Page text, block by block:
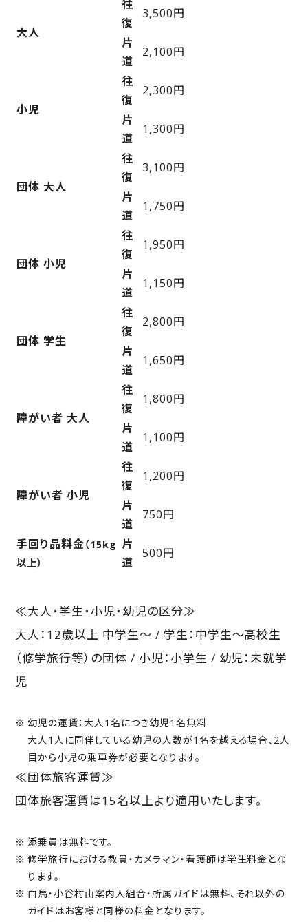
大人
往
復
3,500円
片
道
2,100円
小児
往
復
2,300円
片
道
1,300円
団体 大人
往
復
3,100円
片
道
1,750円
団体 小児
往
復
1,950円
片
道
1,150円
団体 学生
往
復
2,800円
片
道
1,650円
障がい者 大人
往
復
1,800円
片
道
1,100円
障がい者 小児
往
復
1,200円
片
道
750円
手回り品料金（15kg
以上）
片
道
500円
≪大人・学生・小児・幼児の区分≫
大人：12歳以上 中学生～ / 学生：中学生～高校生
（修学旅行等）の団体 / 小児：小学生 / 幼児：未就学
児
幼児の運賃：大人1名につき幼児1名無料
大人1人に同伴している幼児の人数が1名を越える場合、2人
目から小児の乗車券が必要となります。
≪団体旅客運賃≫
団体旅客運賃は15名以上より適用いたします。
添乗員は無料です。
修学旅行における教員・カメラマン・看護師は学生料金とな
ります。
白馬・小谷村山案内人組合・所属ガイドは無料、それ以外の
ガイドはお客様と同様の料金となります。